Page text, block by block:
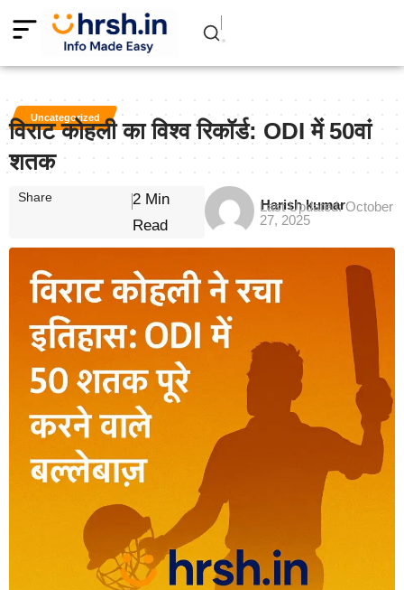
Uncategorized
विराट कोहली का विश्व रिकॉर्ड: ODI में 50वां
शतक
Harish kumar
Last Updated: October
27, 2025
Share
2 Min
Read